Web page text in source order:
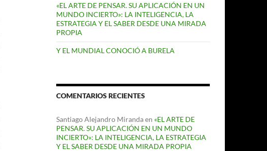
«EL ARTE DE PENSAR. SU APLICACIÓN EN UN
MUNDO INCIERTO»: LA INTELIGENCIA, LA
ESTRATEGIA Y EL SABER DESDE UNA MIRADA
PROPIA
Y EL MUNDIAL CONOCIÓ A BURELA
COMENTARIOS RECIENTES
Santiago Alejandro Mirandaen «EL ARTE DE
PENSAR. SU APLICACIÓN EN UN MUNDO
INCIERTO»: LA INTELIGENCIA, LA ESTRATEGIA
Y EL SABER DESDE UNA MIRADA PROPIA